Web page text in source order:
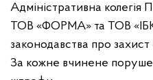
Адміністративна колегія
ТОВ «ФОРМА» та ТОВ
законодавства про захист
За кожне вчинене